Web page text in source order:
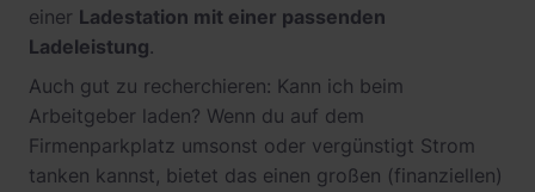
einer Ladestation mit einer passenden
Ladeleistung.
Auch gut zu recherchieren: Kann ich beim
Arbeitgeber laden? Wenn du auf dem
Firmenparkplatz umsonst oder vergünstigt Strom
tanken kannst, bietet das einen großen (finanziellen)